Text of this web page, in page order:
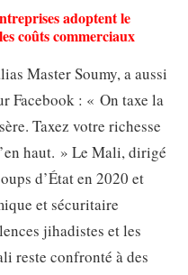
adoptent le
coûts commerciaux
Master Soumy, a aussi
Facebook : « On taxe la
Taxez votre richesse
haut. » Le Mali, dirigé
d’État en 2020 et
et sécuritaire
jihadistes et les
reste confronté à des